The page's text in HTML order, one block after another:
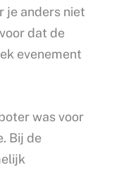
je anders niet
dat de
evenement
was voor
Bij de